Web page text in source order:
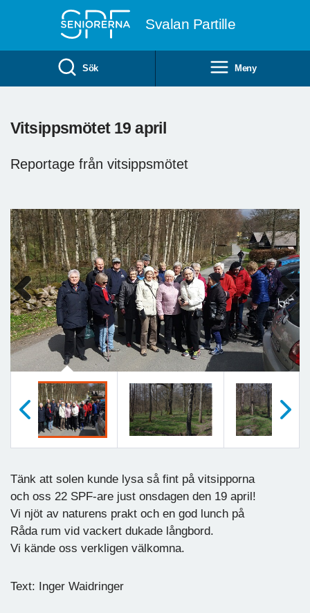
Svalan Partille
Sök Meny
Vitsippsmötet 19 april
Reportage från vitsippsmötet
Previous Next
Tänk att solen kunde lysa så fint på vitsipporna
och oss 22 SPF-are just onsdagen den 19 april!
Vi njöt av naturens prakt och en god lunch på
Råda rum vid vackert dukade långbord.
Vi kände oss verkligen välkomna.
Text: Inger Waidringer